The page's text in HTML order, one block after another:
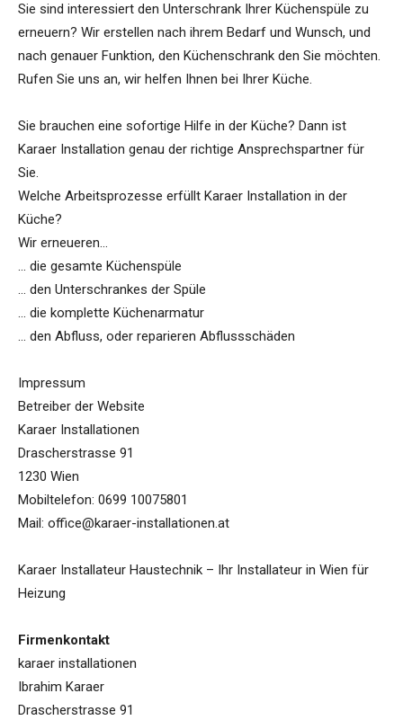
Sie sind interessiert den Unterschrank Ihrer Küchenspüle zu
erneuern? Wir erstellen nach ihrem Bedarf und Wunsch, und
nach genauer Funktion, den Küchenschrank den Sie möchten.
Rufen Sie uns an, wir helfen Ihnen bei Ihrer Küche.
Sie brauchen eine sofortige Hilfe in der Küche? Dann ist
Karaer Installation genau der richtige Ansprechspartner für
Sie.
Welche Arbeitsprozesse erfüllt Karaer Installation in der
Küche?
Wir erneueren…
… die gesamte Küchenspüle
… den Unterschrankes der Spüle
… die komplette Küchenarmatur
… den Abfluss, oder reparieren Abflussschäden
Impressum
Betreiber der Website
Karaer Installationen
Drascherstrasse 91
1230 Wien
Mobiltelefon: 0699 10075801
Mail: office@karaer-installationen.at
Karaer Installateur Haustechnik – Ihr Installateur in Wien für
Heizung
Firmenkontakt
karaer installationen
Ibrahim Karaer
Drascherstrasse 91